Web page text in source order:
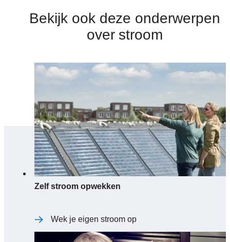
Bekijk ook deze onderwerpen
over stroom
Zelf stroom opwekken
Wek je eigen stroom op